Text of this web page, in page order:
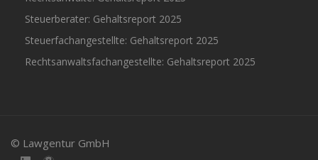
Steuerberater: Gehaltsreport 2025
Steuerfachangestellte: Gehaltsreport 2025
Rechtsanwaltsfachangestellte: Gehaltsreport 2025
© Lawgentur GmbH